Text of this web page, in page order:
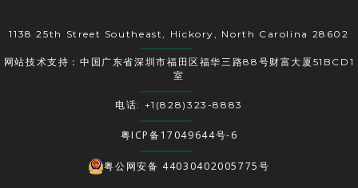
1138 25th Street Southeast, Hickory, North Carolina 28602
网站技术支持：中国广东省深圳市福田区福华三路88号财富大厦51BCD1
室
电话: +1(828)323-8883
粤ICP备17049644号-6
粤公网安备 44030402005775号